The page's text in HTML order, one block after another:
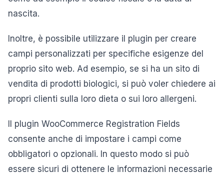
nascita.
Inoltre, è possibile utilizzare il plugin per creare
campi personalizzati per specifiche esigenze del
proprio sito web. Ad esempio, se si ha un sito di
vendita di prodotti biologici, si può voler chiedere ai
propri clienti sulla loro dieta o sui loro allergeni.
Il plugin WooCommerce Registration Fields
consente anche di impostare i campi come
obbligatori o opzionali. In questo modo si può
essere sicuri di ottenere le informazioni necessarie